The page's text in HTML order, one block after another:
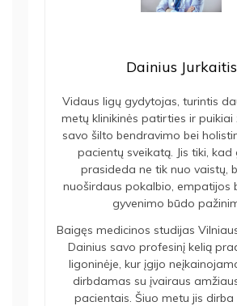
Dainius Jurkaitis
Vidaus ligų gydytojas, turintis
metų klinikinės patirties ir puikiai
savo šilto bendravimo bei
pacientų sveikatą. Jis tiki, kad
prasideda ne tik nuo vaistų,
nuoširdaus pokalbio, empatijos
gyvenimo būdo
Baigęs medicinos studijas
Dainius savo profesinį kelią
ligoninėje, kur įgijo
dirbdamas su įvairaus
pacientais. Šiuo metu jis dirba